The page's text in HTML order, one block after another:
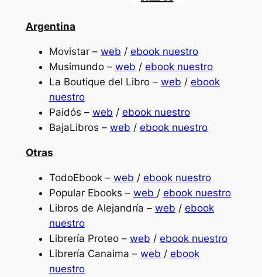
Argentina
Movistar – web / ebook nuestro
Musimundo – web / ebook nuestro
La Boutique del Libro – web / ebook
nuestro
Paidós – web / ebook nuestro
BajaLibros – web / ebook nuestro
Otras
TodoEbook – web / ebook nuestro
Popular Ebooks – web / ebook nuestro
Libros de Alejandría – web / ebook
nuestro
Librería Proteo – web / ebook nuestro
Librería Canaima – web / ebook
nuestro